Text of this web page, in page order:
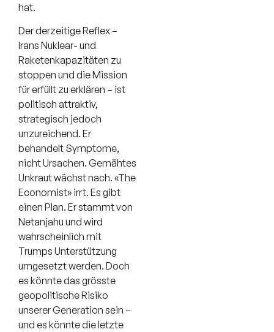
hat.
Der derzeitige Reflex –
Irans Nuklear- und
Raketenkapazitäten zu
stoppen und die Mission
für erfüllt zu erklären – ist
politisch attraktiv,
strategisch jedoch
unzureichend. Er
behandelt Symptome,
nicht Ursachen. Gemähtes
Unkraut wächst nach. «The
Economist» irrt. Es gibt
einen Plan. Er stammt von
Netanjahu und wird
wahrscheinlich mit
Trumps Unterstützung
umgesetzt werden. Doch
es könnte das grösste
geopolitische Risiko
unserer Generation sein –
und es könnte die letzte